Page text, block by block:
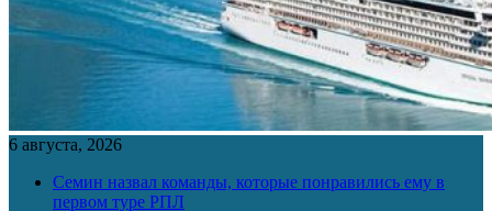
6 августа, 2026
Семин назвал команды, которые понравились ему в
первом туре РПЛ